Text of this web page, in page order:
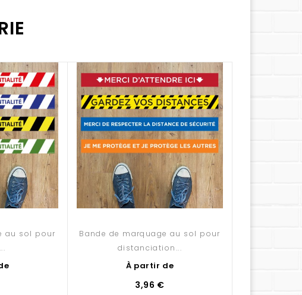
au sol pour
Bande de marquage au sol pour
distanciation...
À partir de
3,96 €